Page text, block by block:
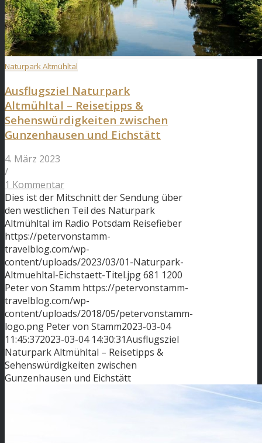
Naturpark Altmühltal
Ausflugsziel Naturpark
Altmühltal – Reisetipps &
Sehenswürdigkeiten zwischen
Gunzenhausen und Eichstätt
4. März 2023
/
1 Kommentar
Dies ist der Mitschnitt der Sendung über
den westlichen Teil des Naturpark
Altmühltal im Radio Potsdam Reisefieber
https://petervonstamm-
travelblog.com/wp-
content/uploads/2023/03/01-Naturpark-
Altmuehltal-Eichstaett-Titel.jpg681 1200
Peter von Stamm https://petervonstamm-
travelblog.com/wp-
content/uploads/2018/05/petervonstamm-
logo.png Peter von Stamm2023-03-04
11:45:372023-03-04 14:30:31Ausflugsziel
Naturpark Altmühltal – Reisetipps &
Sehenswürdigkeiten zwischen
Gunzenhausen und Eichstätt